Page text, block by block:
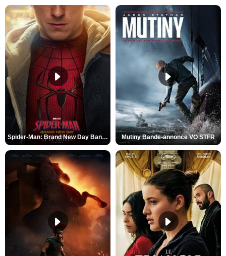
Spider-Man: Brand New Day Bande-annonce VO STFR Mutiny Bande-annonce VO STFR